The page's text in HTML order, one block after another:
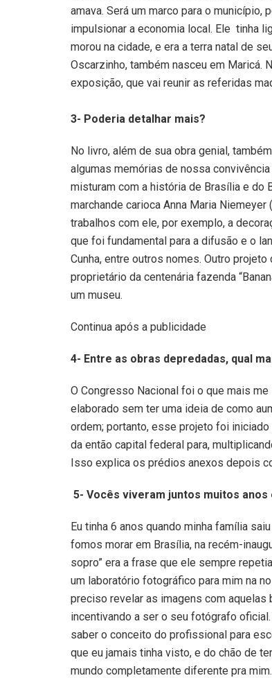
amava. Será um marco para o
impulsionar a economia local. Ele tinha
morou na cidade, e era a terra natal de
Oscarzinho, também nasceu em Maricá.
exposição, que vai reunir as referidas
3- Poderia detalhar mais?
No livro, além de sua obra genial,
algumas memórias de nossa
misturam com a história de Brasília e do
marchande carioca Anna Maria
trabalhos com ele, por exemplo, a
que foi fundamental para a difusão e o
Cunha, entre outros nomes. Outro
proprietário da centenária fazenda
um museu.
Continua após a publicidade
4- Entre as obras depredadas, qual
O Congresso Nacional foi o que mais
elaborado sem ter uma ideia de como
ordem; portanto, esse projeto foi
da então capital federal para,
Isso explica os prédios anexos depois
5- Vocês viveram juntos muitos
Eu tinha 6 anos quando minha família
fomos morar em Brasília, na recém-
sopro” era a frase que ele sempre
um laboratório fotográfico para mim na
preciso revelar as imagens com
incentivando a ser o seu fotógrafo
saber o conceito do profissional para
que eu jamais tinha visto, e do chão de
mundo completamente diferente pra mim.